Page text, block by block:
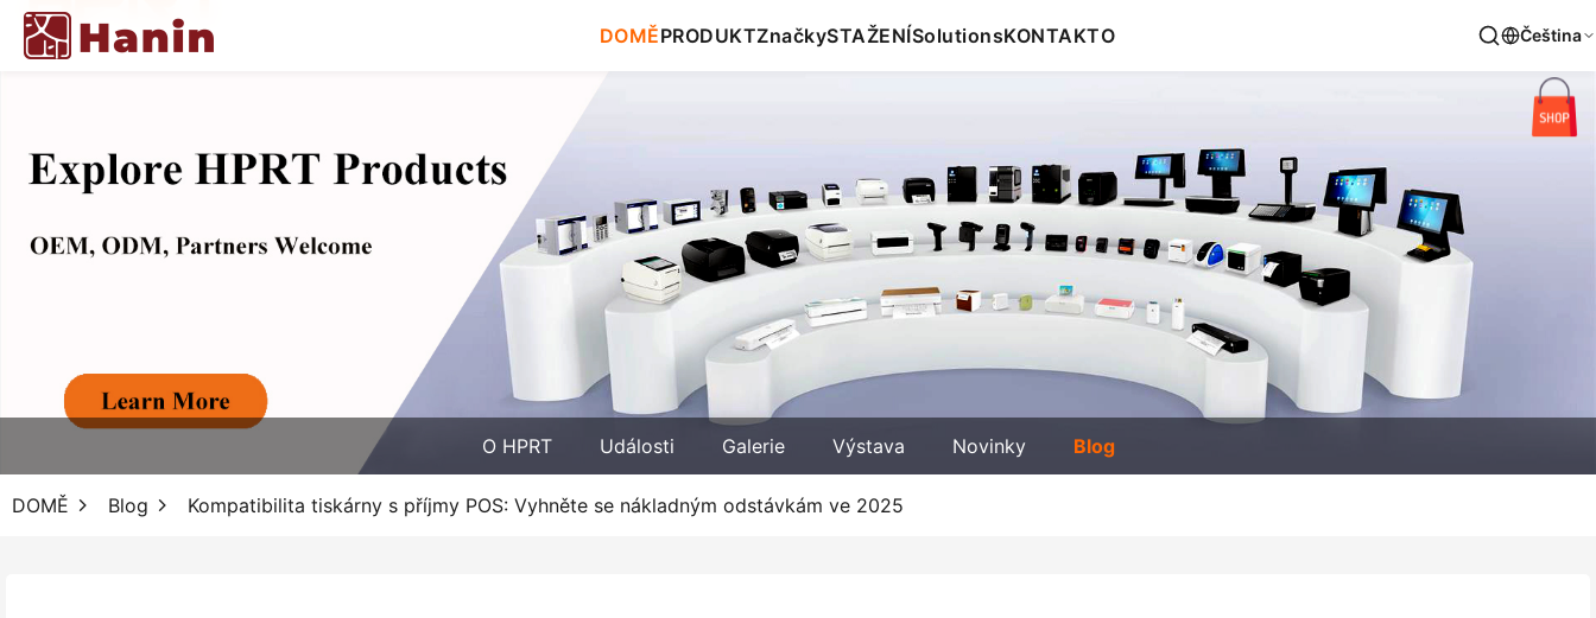
DOMĚPRODUKTZnačkySTAŽENÍSolutionsKONTAKTO Čeština
O HPRT Události Galerie Výstava Novinky Blog
DOMĚ Blog Kompatibilita tiskárny s příjmy POS: Vyhněte se nákladným odstávkám ve 2025